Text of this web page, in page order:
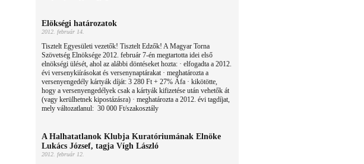
Elökségi határozatok
2012. február 14.
Tisztelt Egyesületi vezetők! Tisztelt Edzők! A Magyar Torna
Szövetség Elnöksége 2012. február 7-én megtartotta idei első
elnökségi ülését, ahol az alábbi döntéseket hozta: · elfogadta a 2012.
évi versenykiírásokat és versenynaptárakat · meghatározta a
versenyengedély kártyák díját: 3 280 Ft + 27% Áfa · kikötötte,
hogy a versenyengedélyek csak a kártyák kifizetése után vehetők át
(vagy kerülhetnek kipostázásra) · meghatározta a 2012. évi tagdíjat,
mely változatlanul: 30 000 Ft/szakosztály
A Halhatatlanok Klubja Kuratóriumának Elnöke
Lukács József, tagja Vígh László
2012. február 12.